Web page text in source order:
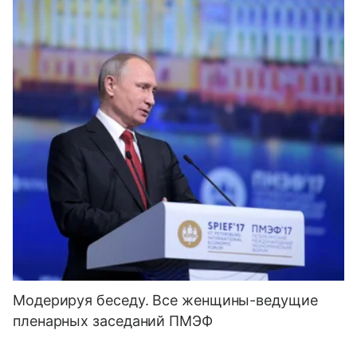
Модерируя беседу. Все женщины-ведущие
пленарных заседаний ПМЭФ